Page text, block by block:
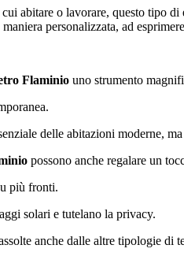
abitare o lavorare, questo tipo
personalizzata, ad
Flaminio uno strumento
delle abitazioni moderne,
possono anche regalare un
più fronti.
solari e tutelano la privacy.
anche dalle altre tipologie di